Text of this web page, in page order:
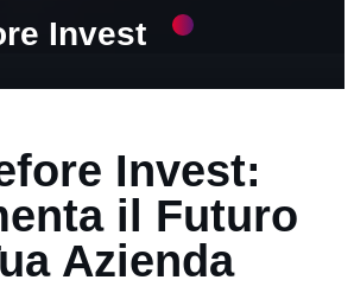
Invest
Invest:
il Futuro
Azienda